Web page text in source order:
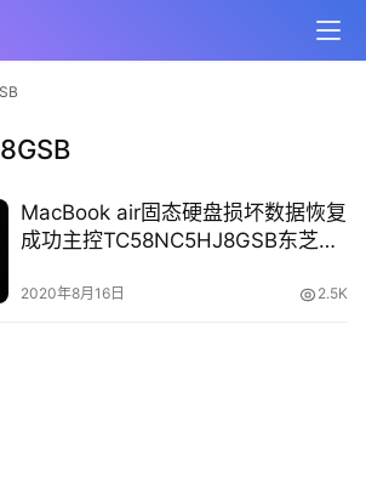
MacBook air固态硬盘损坏数据恢复
成功主控TC58NC5HJ8GSB东芝
2020年8月16日 2.5K